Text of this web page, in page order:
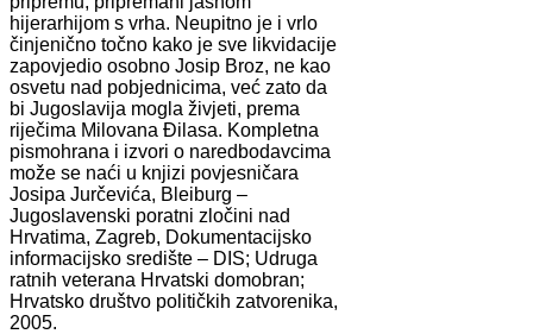
hijerarhijom s vrha. Neupitno je i vrlo
činjenično točno kako je sve likvidacije
zapovjedio osobno Josip Broz, ne kao
osvetu nad pobjednicima, već zato da
bi Jugoslavija mogla živjeti, prema
riječima Milovana Đilasa. Kompletna
pismohrana i izvori o naredbodavcima
može se naći u knjizi povjesničara
Josipa Jurčevića, Bleiburg –
Jugoslavenski poratni zločini nad
Hrvatima, Zagreb, Dokumentacijsko
informacijsko središte – DIS; Udruga
ratnih veterana Hrvatski domobran;
Hrvatsko društvo političkih zatvorenika,
2005.